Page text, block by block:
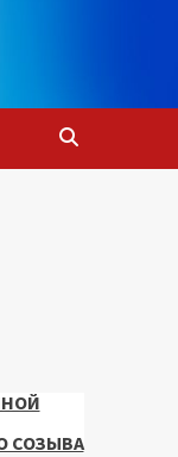
СОЗЫВА